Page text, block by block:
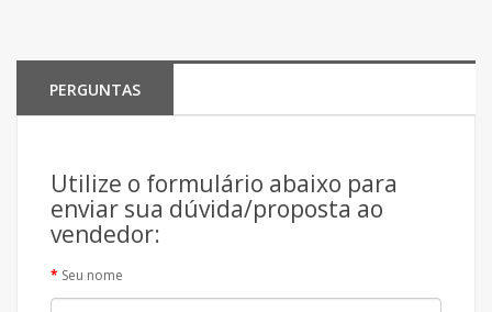
PERGUNTAS
Utilize o formulário abaixo para
enviar sua dúvida/proposta ao
vendedor:
Seu nome